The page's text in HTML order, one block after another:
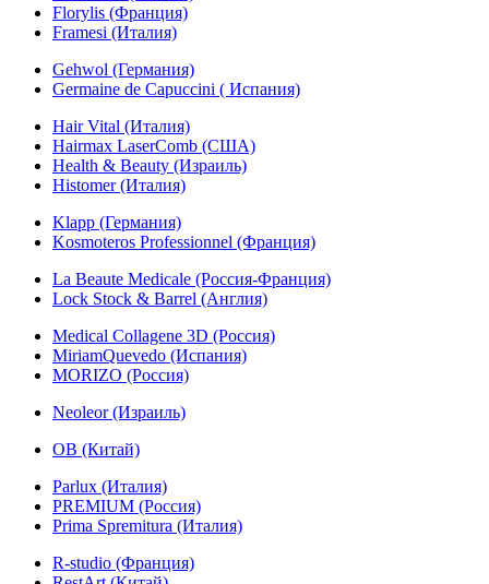
Florylis (Франция)
Framesi (Италия)
Gehwol (Германия)
Germaine de Capuccini ( Испания)
Hair Vital (Италия)
Hairmax LaserComb (США)
Health & Beauty (Израиль)
Histomer (Италия)
Klapp (Германия)
Kosmoteros Professionnel (Франция)
La Beaute Medicale (Россия-Франция)
Lock Stock & Barrel (Англия)
Medical Collagene 3D (Россия)
MiriamQuevedo (Испания)
MORIZO (Россия)
Neoleor (Израиль)
OB (Китай)
Parlux (Италия)
PREMIUM (Россия)
Prima Spremitura (Италия)
R-studio (Франция)